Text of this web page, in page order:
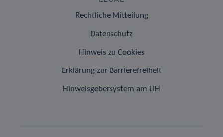
Rechtliche Mitteilung
Datenschutz
Hinweis zu Cookies
Erklärung zur Barrierefreiheit
Hinweisgebersystem am LIH